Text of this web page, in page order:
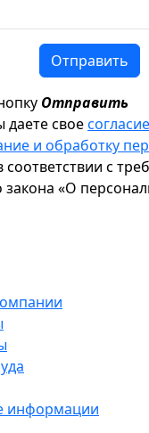
Отправить
Отправить
даете своесогласие
и обработку
соответствии с
«О
информации